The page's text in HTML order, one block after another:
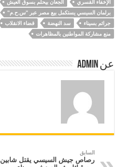
الإخفاء القسري
الجعان بيحلم بسوق العيش
برلمان السيسي يستكمل بيع مصر عبر "س.ح.م"
جرائم بسيناء
سد النهضة قضاء الانقلاب
منع مشاركة المواطنين بالمظاهرات
عن Admin
السابق
رصاص جيش السيسي يقتل شابين